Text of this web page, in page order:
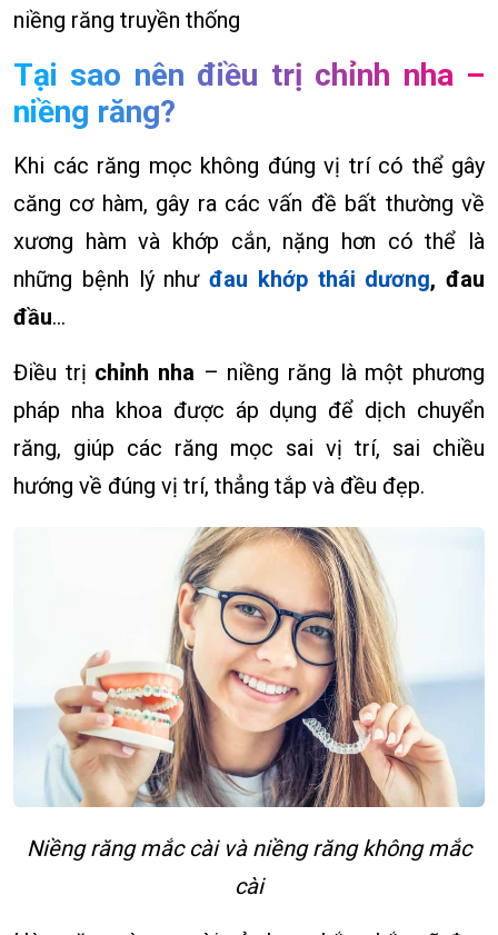
niềng răng truyền thống
Tại sao nên điều trị chỉnh nha –
niềng răng?
Khi các răng mọc không đúng vị trí có thể gây
căng cơ hàm, gây ra các vấn đề bất thường về
xương hàm và khớp cắn, nặng hơn có thể là
những bệnh lý như đau khớp thái dương, đau
đầu…
Điều trị chỉnh nha – niềng răng là một phương
pháp nha khoa được áp dụng để dịch chuyển
răng, giúp các răng mọc sai vị trí, sai chiều
hướng về đúng vị trí, thẳng tắp và đều đẹp.
Niềng răng mắc cài và niềng răng không mắc
cài